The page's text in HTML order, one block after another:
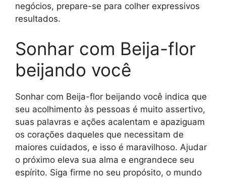
negócios, prepare-se para colher expressivos
resultados.
Sonhar com Beija-flor
beijando você
Sonhar com Beija-flor beijando você indica que
seu acolhimento às pessoas é muito assertivo,
suas palavras e ações acalentam e apaziguam
os corações daqueles que necessitam de
maiores cuidados, e isso é maravilhoso. Ajudar
o próximo eleva sua alma e engrandece seu
espírito. Siga firme no seu propósito, o mundo